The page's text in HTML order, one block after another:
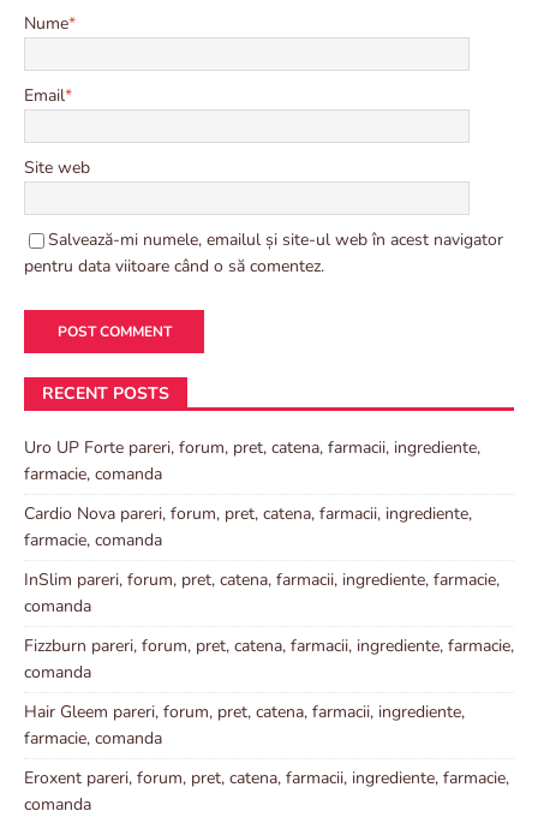
Nume*
Email*
Site web
Salvează-mi numele, emailul și site-ul web în acest navigator
pentru data viitoare când o să comentez.
RECENT POSTS
Uro UP Forte pareri, forum, pret, catena, farmacii, ingrediente,
farmacie, comanda
Cardio Nova pareri, forum, pret, catena, farmacii, ingrediente,
farmacie, comanda
InSlim pareri, forum, pret, catena, farmacii, ingrediente, farmacie,
comanda
Fizzburn pareri, forum, pret, catena, farmacii, ingrediente, farmacie,
comanda
Hair Gleem pareri, forum, pret, catena, farmacii, ingrediente,
farmacie, comanda
Eroxent pareri, forum, pret, catena, farmacii, ingrediente, farmacie,
comanda